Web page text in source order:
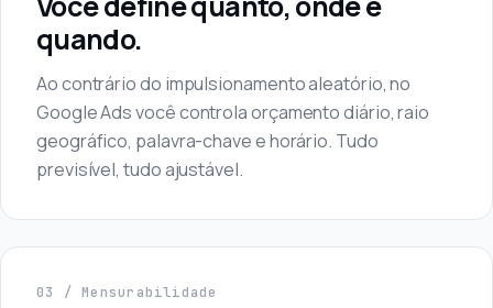
quando.
Ao contrário do impulsionamento aleatório, no
Google Ads você controla orçamento diário, raio
geográfico, palavra-chave e horário. Tudo
previsível, tudo ajustável.
03 / Mensurabilidade